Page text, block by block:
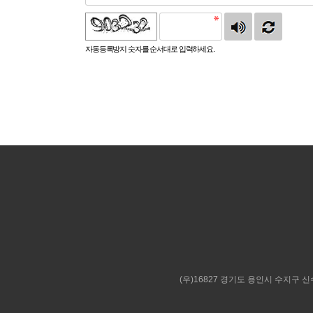
자동등록방지 숫자를 순서대로 입력하세요.
(우)16827 경기도 용인시 수지구